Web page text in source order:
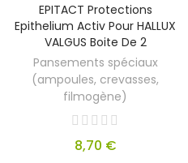
EPITACT Protections
Epithelium Activ Pour HALLUX
VALGUS Boite De 2
Pansements spéciaux
(ampoules, crevasses,
filmogène)
8,70 €